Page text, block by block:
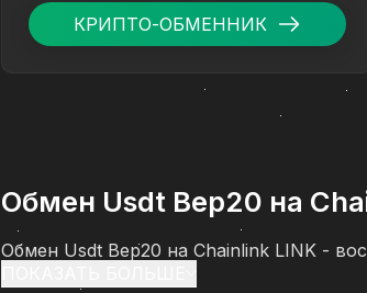
КРИПТО-ОБМЕННИК
Обмен Usdt Bep20 на
Обмен Usdt Bep20 на Chainlink LINK -
перевести цифровые активы в рубли с